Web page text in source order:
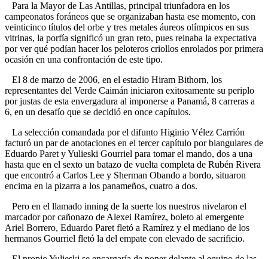
Para la Mayor de Las Antillas, principal triunfadora en los
campeonatos foráneos que se organizaban hasta ese momento, con
veinticinco títulos del orbe y tres metales áureos olímpicos en sus
vitrinas, la porfía significó un gran reto, pues reinaba la expectativa
por ver qué podían hacer los peloteros criollos enrolados por primera
ocasión en una confrontación de este tipo.
El 8 de marzo de 2006, en el estadio Hiram Bithorn, los
representantes del Verde Caimán iniciaron exitosamente su periplo
por justas de esta envergadura al imponerse a Panamá, 8 carreras a
6, en un desafío que se decidió en once capítulos.
La selección comandada por el difunto Higinio Vélez Carrión
facturó un par de anotaciones en el tercer capítulo por biangulares de
Eduardo Paret y Yulieski Gourriel para tomar el mando, dos a una
hasta que en el sexto un batazo de vuelta completa de Rubén Rivera
que encontró a Carlos Lee y Sherman Obando a bordo, situaron
encima en la pizarra a los panameños, cuatro a dos.
Pero en el llamado inning de la suerte los nuestros nivelaron el
marcador por cañonazo de Alexei Ramírez, boleto al emergente
Ariel Borrero, Eduardo Paret fletó a Ramírez y el mediano de los
hermanos Gourriel fletó la del empate con elevado de sacrificio.